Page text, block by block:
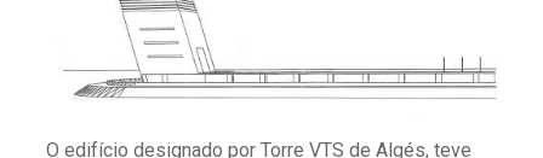
O edifício designado por Torre VTS de Algés, teve